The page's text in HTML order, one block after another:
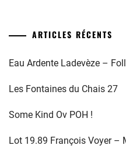
ARTICLES RÉCENTS
Eau Ardente Ladevèze –
Les Fontaines du Chais 27
Some Kind Ov POH !
Lot 19.89 François Voyer –